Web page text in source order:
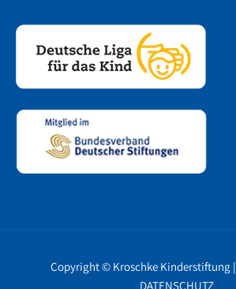
Copyright © Kroschke Kinderstiftung |
DATENSCHUTZ